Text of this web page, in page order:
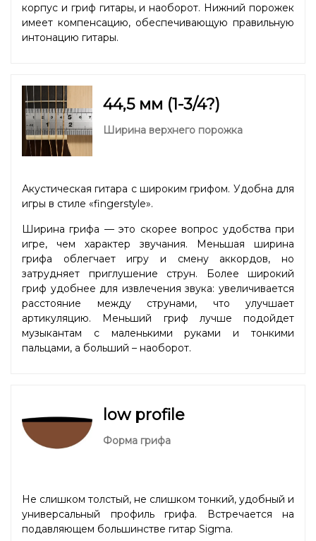
корпус и гриф гитары, и наоборот. Нижний порожек
имеет компенсацию, обеспечивающую правильную
интонацию гитары.
44,5 мм (1-3/4?)
Ширина верхнего порожка
Акустическая гитара с широким грифом. Удобна для
игры в стиле «fingerstyle».
Ширина грифа — это скорее вопрос удобства при
игре, чем характер звучания. Меньшая ширина
грифа облегчает игру и смену аккордов, но
затрудняет приглушение струн. Более широкий
гриф удобнее для извлечения звука: увеличивается
расстояние между струнами, что улучшает
артикуляцию. Меньший гриф лучше подойдет
музыкантам с маленькими руками и тонкими
пальцами, а больший – наоборот.
low profile
Форма грифа
Не слишком толстый, не слишком тонкий, удобный и
универсальный профиль грифа. Встречается на
подавляющем большинстве гитар Sigma.